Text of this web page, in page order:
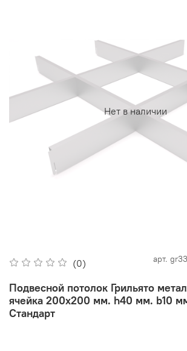
Нет в наличии
(0) арт.
Подвесной потолок Грильято
ячейка 200х200 мм. h40 мм. b10
Стандарт